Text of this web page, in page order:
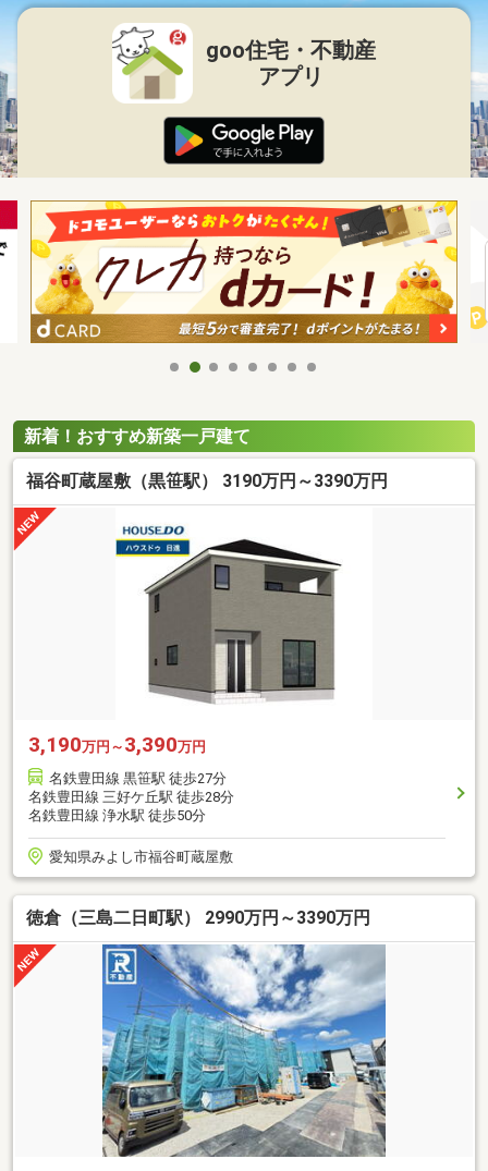
goo住宅・不動産
アプリ
新着！おすすめ新築一戸建て
福谷町蔵屋敷（黒笹駅） 3190万円～3390万円
3,190万円～ 3,390万円
名鉄豊田線 黒笹駅 徒歩27分
名鉄豊田線 三好ケ丘駅 徒歩28分
名鉄豊田線 浄水駅 徒歩50分
愛知県みよし市福谷町蔵屋敷
徳倉（三島二日町駅） 2990万円～3390万円